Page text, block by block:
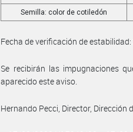
Semilla: color de cotiledón
Fecha de verificación de
Se recibirán las impugnaciones
aparecido este aviso.
Hernando Pecci, Director, Dirección